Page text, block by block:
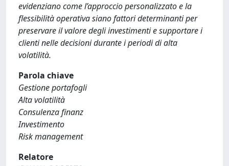
evidenziano come l’approccio personalizzato e la
flessibilità operativa siano fattori determinanti per
preservare il valore degli investimenti e supportare i
clienti nelle decisioni durante i periodi di alta
volatilità.
Parola chiave
Gestione portafogli
Alta volatilità
Consulenza finanz
Investimento
Risk management
Relatore